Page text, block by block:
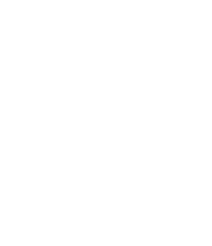
nunc autem
caelestem. Ideo
Deus eorum,
Fide obtulit
unigenitum
ad quem dictum